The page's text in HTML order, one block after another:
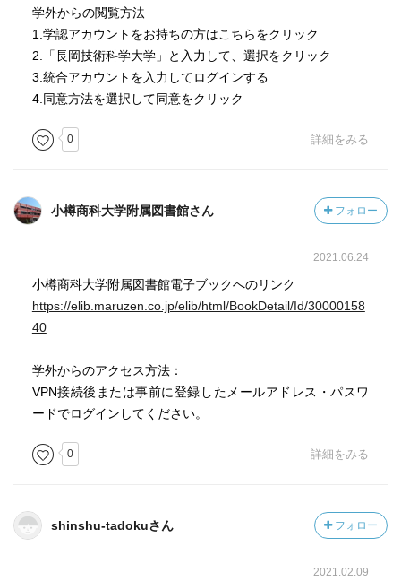
学外からの閲覧方法
1.学認アカウントをお持ちの方はこちらをクリック
2.「長岡技術科学大学」と入力して、選択をクリック
3.統合アカウントを入力してログインする
4.同意方法を選択して同意をクリック
0 詳細をみる
小樽商科大学附属図書館さん フォロー
2021.06.24
小樽商科大学附属図書館電子ブックへのリンク
https://elib.maruzen.co.jp/elib/html/BookDetail/Id/30000158
40
学外からのアクセス方法：
VPN接続後または事前に登録したメールアドレス・パスワ
ードでログインしてください。
0 詳細をみる
shinshu-tadokuさん フォロー
2021.02.09